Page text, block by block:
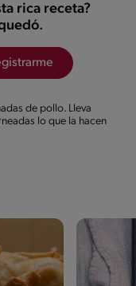
rica receta?
de pollo. Lleva
lo que la hacen